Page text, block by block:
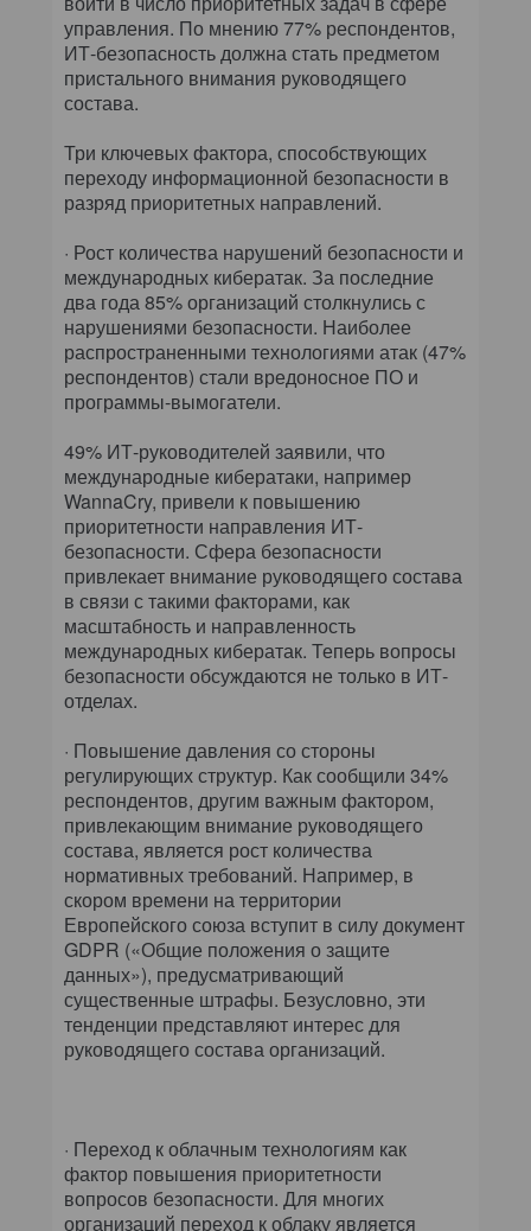
управления. По мнению 77% респондентов,
ИТ-безопасность должна стать предметом
пристального внимания руководящего
состава.
Три ключевых фактора, способствующих
переходу информационной безопасности в
разряд приоритетных направлений.
· Рост количества нарушений безопасности и
международных кибератак. За последние
два года 85% организаций столкнулись с
нарушениями безопасности. Наиболее
распространенными технологиями атак (47%
респондентов) стали вредоносное ПО и
программы-вымогатели.
49% ИТ-руководителей заявили, что
международные кибератаки, например
WannaCry, привели к повышению
приоритетности направления ИТ-
безопасности. Сфера безопасности
привлекает внимание руководящего состава
в связи с такими факторами, как
масштабность и направленность
международных кибератак. Теперь вопросы
безопасности обсуждаются не только в ИТ-
отделах.
· Повышение давления со стороны
регулирующих структур. Как сообщили 34%
респондентов, другим важным фактором,
привлекающим внимание руководящего
состава, является рост количества
нормативных требований. Например, в
скором времени на территории
Европейского союза вступит в силу документ
GDPR («Общие положения о защите
данных»), предусматривающий
существенные штрафы. Безусловно, эти
тенденции представляют интерес для
руководящего состава организаций.
· Переход к облачным технологиям как
фактор повышения приоритетности
вопросов безопасности. Для многих
организаций переход к облаку является